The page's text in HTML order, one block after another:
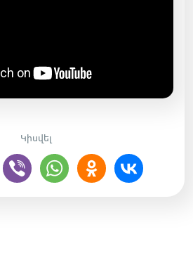
Կիսվել